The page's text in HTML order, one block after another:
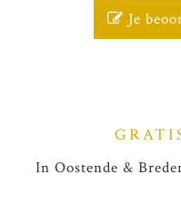
Je
In Oostende &